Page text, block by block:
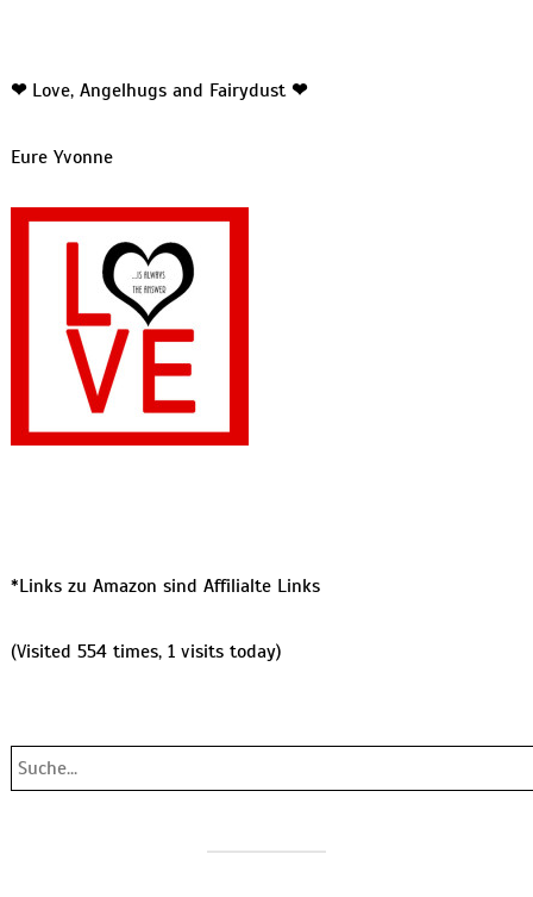
❤ Love, Angelhugs and Fairydust ❤
Eure Yvonne
*Links zu Amazon sind Affilialte Links
(Visited 554 times, 1 visits today)